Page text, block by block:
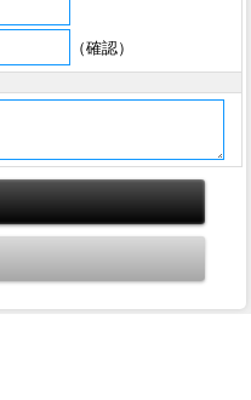
（確認）